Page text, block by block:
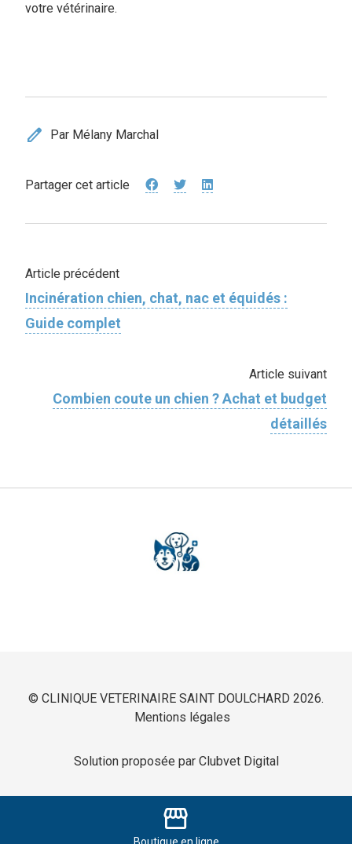
votre vétérinaire.
edit Par Mélany Marchal
Partager cet article
Article précédent
Incinération chien, chat, nac et équidés :
Guide complet
Article suivant
Combien coute un chien ? Achat et budget
détaillés
storefront
© CLINIQUE VETERINAIRE SAINT DOULCHARD 2026.
Mentions légales
Solution proposée par Clubvet Digital